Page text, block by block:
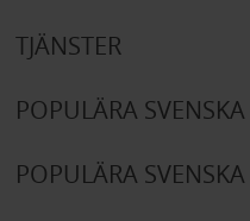
TJÄNSTER
POPULÄRA
POPULÄRA